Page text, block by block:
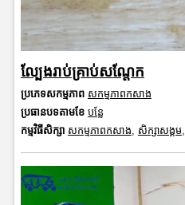
ល្បែងរាប់គ្រាប់សណ្តែក
ប្រភេទសកម្មភាព សកម្មភាពកសាង
ប្រធានបទតាមខែ បន្លែ
កម្មវិធីសិក្សា សកម្មភាពកសាង, សិក្សាសង្គម,